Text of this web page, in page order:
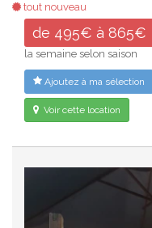
tout nouveau
de 495€ à 865€
la semaine selon saison
Ajoutez à ma sélection
Voir cette location